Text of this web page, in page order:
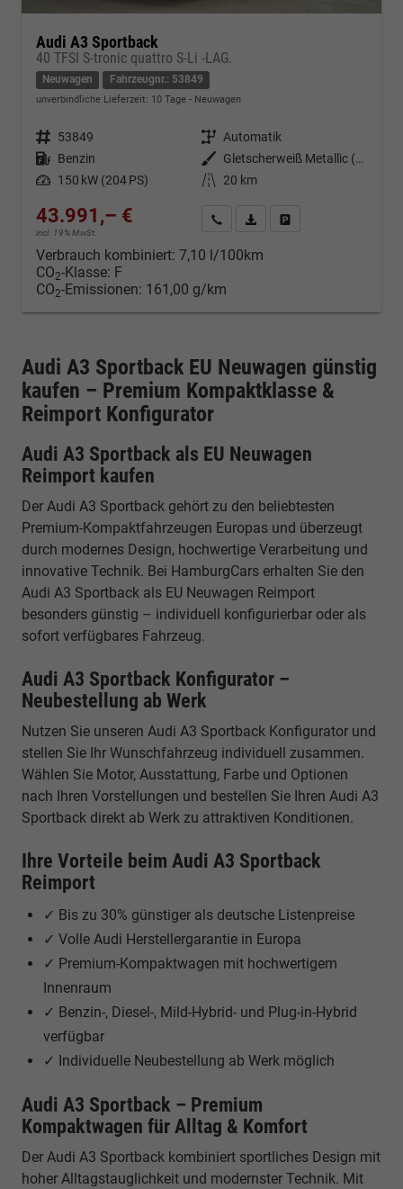
Audi A3 Sportback
40 TFSI S-tronic quattro S-Li -LAG.
Neuwagen Fahrzeugnr.: 53849
unverbindliche Lieferzeit: 10 Tage Neuwagen
Fahrzeugnr. 53849 Getriebe Automatik
Kraftstoff Benzin Außenfarbe
Gletscherweiß Metallic (2Y)
Leistung 150 kW (204 PS) Kilometerstand 20 km
43.991,– €
incl. 19% MwSt.
Kontakt & Angebot anfordern
PDF-Datei, Fahrzeugexposé
Verbrauch kombiniert: 7,10 l/100km
CO2-Klasse: F
CO2-Emissionen: 161,00 g/km
Audi A3 Sportback EU Neuwagen günstig
kaufen – Premium Kompaktklasse &
Reimport Konfigurator
Audi A3 Sportback als EU Neuwagen
Reimport kaufen
Der Audi A3 Sportback gehört zu den beliebtesten
Premium-Kompaktfahrzeugen Europas und überzeugt
durch modernes Design, hochwertige Verarbeitung und
innovative Technik. Bei HamburgCars erhalten Sie den
Audi A3 Sportback als EU Neuwagen Reimport
besonders günstig – individuell konfigurierbar oder als
sofort verfügbares Fahrzeug.
Audi A3 Sportback Konfigurator –
Neubestellung ab Werk
Nutzen Sie unseren Audi A3 Sportback Konfigurator und
stellen Sie Ihr Wunschfahrzeug individuell zusammen.
Wählen Sie Motor, Ausstattung, Farbe und Optionen
nach Ihren Vorstellungen und bestellen Sie Ihren Audi A3
Sportback direkt ab Werk zu attraktiven Konditionen.
Ihre Vorteile beim Audi A3 Sportback
Reimport
✓ Bis zu 30% günstiger als deutsche Listenpreise
✓ Volle Audi Herstellergarantie in Europa
✓ Premium-Kompaktwagen mit hochwertigem
Innenraum
✓ Benzin-, Diesel-, Mild-Hybrid- und Plug-in-Hybrid
verfügbar
✓ Individuelle Neubestellung ab Werk möglich
Audi A3 Sportback – Premium
Kompaktwagen für Alltag & Komfort
Der Audi A3 Sportback kombiniert sportliches Design mit
hoher Alltagstauglichkeit und modernster Technik. Mit